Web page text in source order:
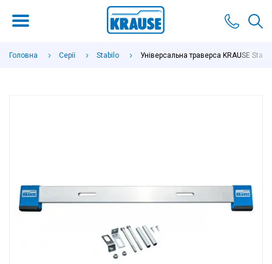
Головна Серії Stabilo Універсальна траверса KRAUSE